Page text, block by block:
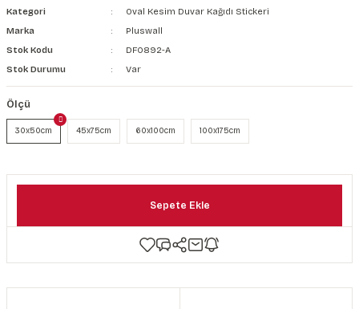
Duvar Kanvası
Kategori
Oval Kesim Duvar Kağıdı Stickeri
Marka
Pluswall
Stok Kodu
DF0892-A
Stok Durumu
Var
Ölçü
30x50cm 45x75cm 60x100cm 100x175cm
Sepete Ekle